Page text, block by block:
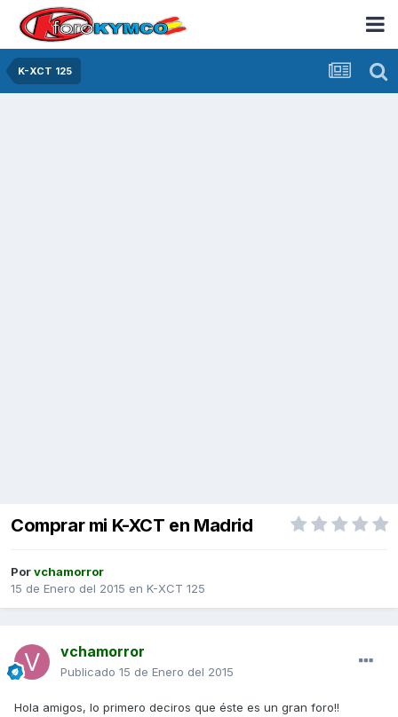
K-XCT 125
Comprar mi K-XCT en Madrid
Porvchamorror
15 de Enero del 2015 en K-XCT 125
vchamorror
Publicado 15 de Enero del 2015
Hola amigos, lo primero deciros que éste es un gran foro!!